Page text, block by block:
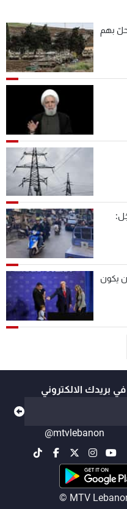
حلّ بهم
يكون
بريدك الالكتروني
@mtvlebanon
© MTV
الخصوصية